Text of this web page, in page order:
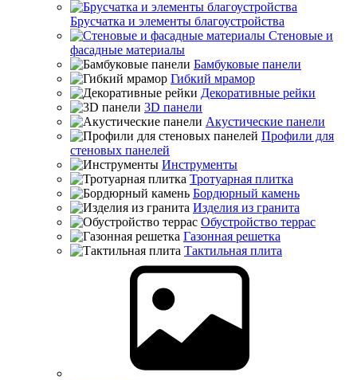
Брусчатка и элементы благоустройства
Стеновые и
фасадные материалы
Бамбуковые панели
Гибкий мрамор
Декоративные рейки
3D панели
Акустические панели
Профили для
стеновых панелей
Инструменты
Тротуарная плитка
Бордюрный камень
Изделия из гранита
Обустройство террас
Газонная решетка
Тактильная плита